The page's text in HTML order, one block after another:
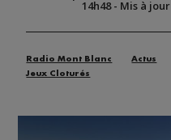
14h48- Mis à
Radio Mont Blanc Actus
Jeux Cloturés